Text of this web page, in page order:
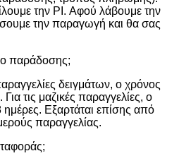
την PI. Αφού λάβουμε την
την παραγωγή και θα σας
παράδοσης;
δειγμάτων, ο χρόνος
τις μαζικές παραγγελίες, ο
ημέρες. Εξαρτάται επίσης από
παραγγελίας.